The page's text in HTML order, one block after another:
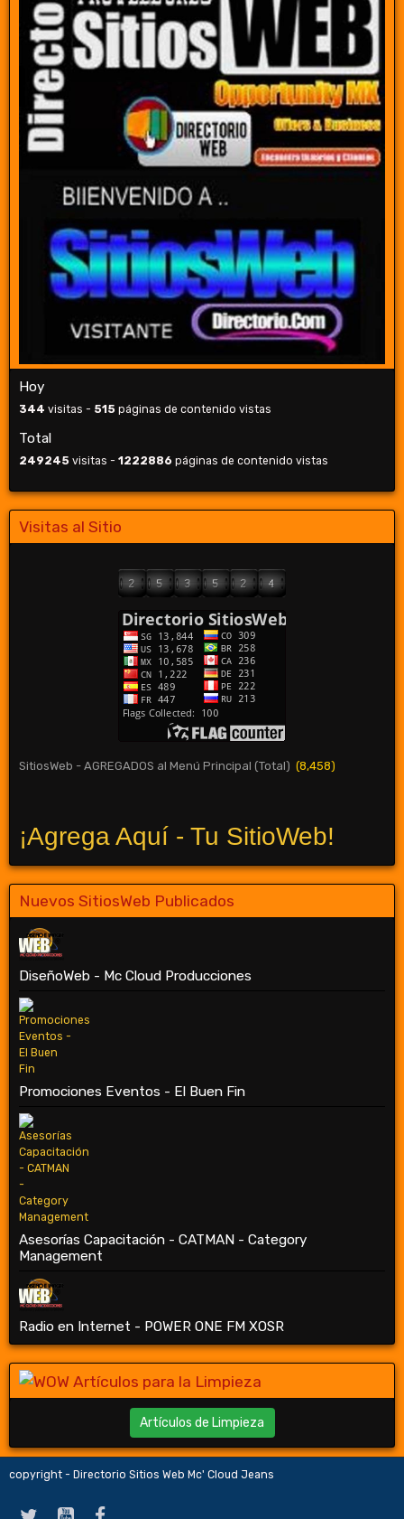
Hoy
344 visitas - 515 páginas de contenido vistas
Total
249245 visitas - 1222886 páginas de contenido vistas
Visitas al Sitio
SitiosWeb - AGREGADOS al Menú Principal (Total) (8,458)
¡Agrega Aquí - Tu SitioWeb!
Nuevos SitiosWeb Publicados
DiseñoWeb - Mc Cloud Producciones
Promociones Eventos - El Buen Fin
Asesorías Capacitación - CATMAN - Category
Management
Radio en Internet - POWER ONE FM XOSR
Artículos de Limpieza
copyright - Directorio Sitios Web Mc' Cloud Jeans